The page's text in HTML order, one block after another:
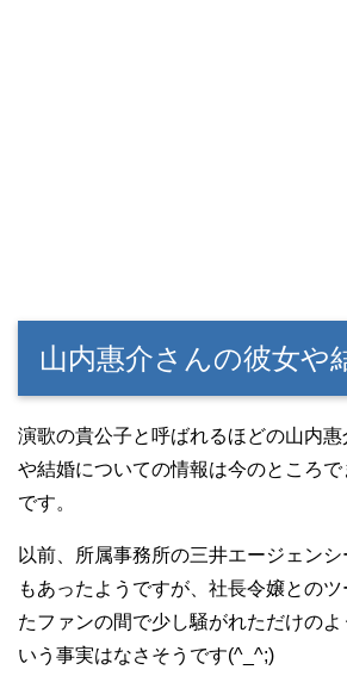
山内惠介さんの彼女や
演歌の貴公子と呼ばれるほどの山内
や結婚についての情報は今のところで
です。
以前、所属事務所の三井エージェン
もあったようですが、社長令嬢との
たファンの間で少し騒がれただけの
いう事実はなさそうです(^_^;)